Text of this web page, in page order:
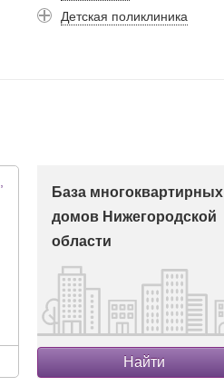
Детская поликлиника
База многоквартирных
домов Нижегородской
области
Найти